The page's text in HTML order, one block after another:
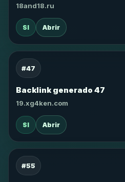
18and18.ru
SI Abrir
#47
Backlink generado 47
19.xg4ken.com
SI Abrir
#55